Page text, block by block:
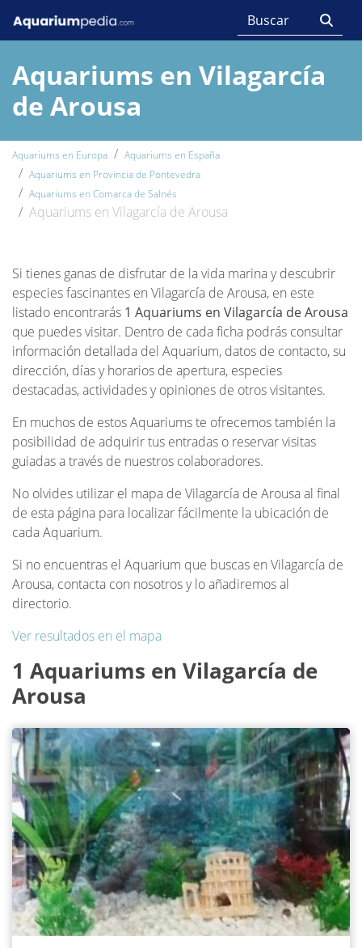
Aquariums en Vilagarcía
de Arousa
Aquariums en Europa
Aquariums en España
Aquariums en Provincia de Pontevedra
Aquariums en Comarca de Salnés
Aquariums en Vilagarcía de Arousa
Si tienes ganas de disfrutar de la vida marina y descubrir
especies fascinantes en Vilagarcía de Arousa, en este
listado encontrarás 1 Aquariums en Vilagarcía de Arousa
que puedes visitar. Dentro de cada ficha podrás consultar
información detallada del Aquarium, datos de contacto, su
dirección, días y horarios de apertura, especies
destacadas, actividades y opiniones de otros visitantes.
En muchos de estos Aquariums te ofrecemos también la
posibilidad de adquirir tus entradas o reservar visitas
guiadas a través de nuestros colaboradores.
No olvides utilizar el mapa de Vilagarcía de Arousa al final
de esta página para localizar fácilmente la ubicación de
cada Aquarium.
Si no encuentras el Aquarium que buscas en Vilagarcía de
Arousa, contacta con nosotros y lo añadiremos al
directorio.
Ver resultados en el mapa
1 Aquariums en Vilagarcía de
Arousa